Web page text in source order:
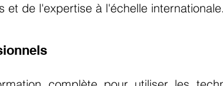
de l'expertise à l'échelle internationale.